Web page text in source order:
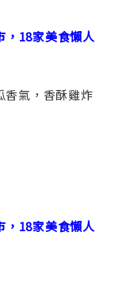
香氣，香酥雞炸